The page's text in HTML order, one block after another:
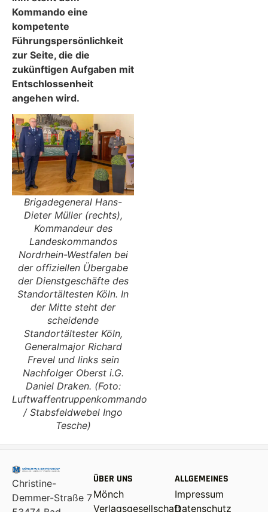
Kommando eine
kompetente
Führungspersönlichkeit
zur Seite, die die
zukünftigen Aufgaben mit
Entschlossenheit
angehen wird.
Brigadegeneral Hans-
Dieter Müller (rechts),
Kommandeur des
Landeskommandos
Nordrhein-Westfalen bei
der offiziellen Übergabe
der Dienstgeschäfte des
Standortältesten Köln. In
der Mitte steht der
scheidende
Standortältester Köln,
Generalmajor Richard
Frevel und links sein
Nachfolger Oberst i.G.
Daniel Draken. (Foto:
Luftwaffentruppenkommando
/ Stabsfeldwebel Ingo
Tesche)
Christine-
Demmer-Straße 7
ÜBER UNS
Mönch
Verlagsgesellschaft
ALLGEMEINES
Impressum
Datenschutz